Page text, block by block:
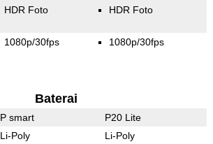
HDR Foto HDR Foto
1080p/30fps 1080p/30fps
Baterai
P smart P20 Lite
Li-Poly Li-Poly